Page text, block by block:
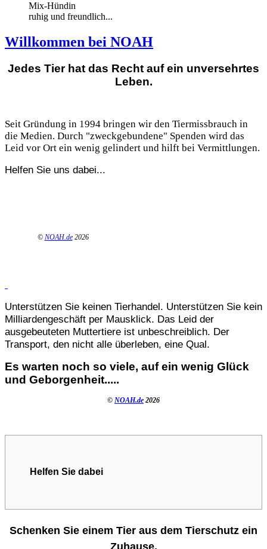
Mix-Hündin
ruhig und freundlich...
Willkommen bei NOAH
Jedes Tier hat das Recht auf ein unversehrtes
Leben.
Seit Gründung in 1994 bringen wir den Tiermissbrauch in
die Medien. Durch "zweckgebundene" Spenden wird das
Leid vor Ort ein wenig gelindert und hilft bei Vermittlungen.
Helfen Sie uns dabei...
© NOAH.de 2026
Unterstützen Sie keinen Tierhandel. Unterstützen Sie kein
Milliardengeschäft per Mausklick. Das Leid der
ausgebeuteten Muttertiere ist unbeschreiblich. Der
Transport, den nicht alle überleben, eine Qual.
Es warten noch so viele, auf ein wenig Glück
und Geborgenheit.....
© NOAH.de 2026
Helfen Sie dabei
Schenken Sie einem Tier aus dem Tierschutz ein
Zuhause.